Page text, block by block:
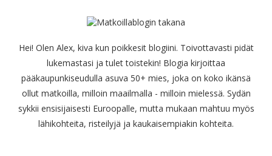
Hei! Olen Alex, kiva kun poikkesit blogiini. Toivottavasti pidät
lukemastasi ja tulet toistekin! Blogia kirjoittaa
pääkaupunkiseudulla asuva 50+ mies, joka on koko ikänsä
ollut matkoilla, milloin maailmalla - milloin mielessä. Sydän
sykkii ensisijaisesti Euroopalle, mutta mukaan mahtuu myös
lähikohteita, risteilyjä ja kaukaisempiakin kohteita.